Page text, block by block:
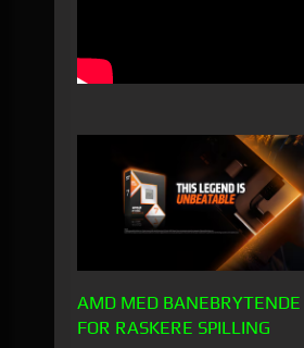
AMD MED BANEBRYTENDE
FOR RASKERE SPILLING